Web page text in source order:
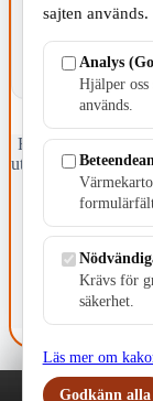
Fristående
ut tidningen
april 2026
E-
sajten används.
Analys
Hjälper
används.
Krävs för
säkerhet.
Läs mer om
Godkänn alla